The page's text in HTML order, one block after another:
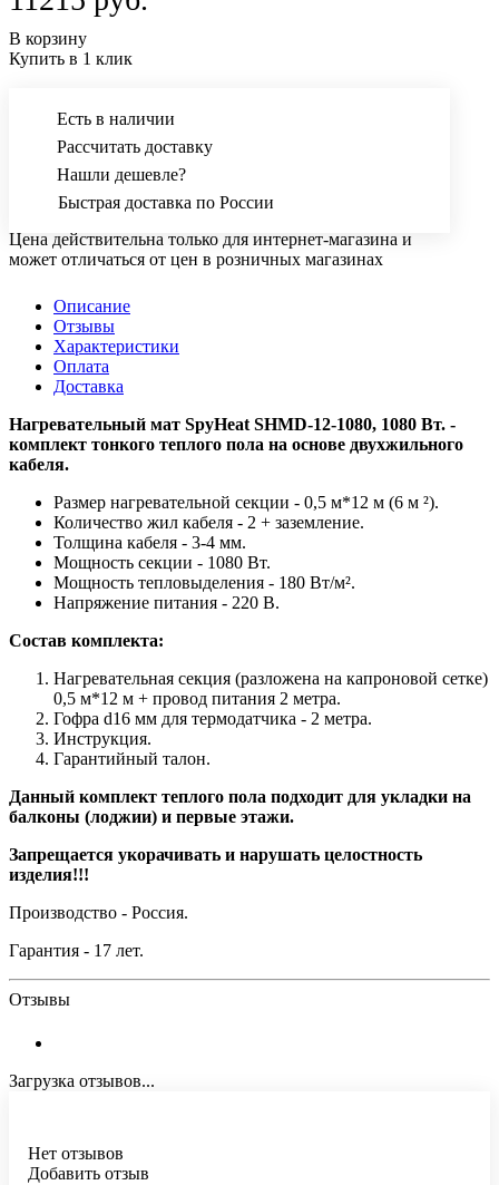
В корзину
Купить в 1 клик
Есть в наличии
Рассчитать доставку
Нашли дешевле?
Быстрая доставка по России
Цена действительна только для интернет-магазина и
может отличаться от цен в розничных магазинах
Описание
Отзывы
Характеристики
Оплата
Доставка
Нагревательный мат SpyHeat SHMD-12-1080, 1080 Вт. -
комплект тонкого теплого пола на основе двухжильного
кабеля.
Размер нагревательной секции - 0,5 м*12 м (6 м ²).
Количество жил кабеля - 2 + заземление.
Толщина кабеля - 3-4 мм.
Мощность секции - 1080 Вт.
Мощность тепловыделения - 180 Вт/м².
Напряжение питания - 220 В.
Состав комплекта:
Нагревательная секция (разложена на капроновой сетке)
0,5 м*12 м + провод питания 2 метра.
Гофра d16 мм для термодатчика - 2 метра.
Инструкция.
Гарантийный талон.
Данный комплект теплого пола подходит для укладки на
балконы (лоджии) и первые этажи.
Запрещается укорачивать и нарушать целостность
изделия!!!
Производство - Россия.
Гарантия - 17 лет.
Отзывы
Загрузка отзывов...
Нет отзывов
Добавить отзыв